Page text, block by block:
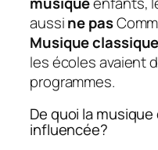
aussine pas
Musique classique
les écoles avaient
programmes.
De quoi la
influencée?